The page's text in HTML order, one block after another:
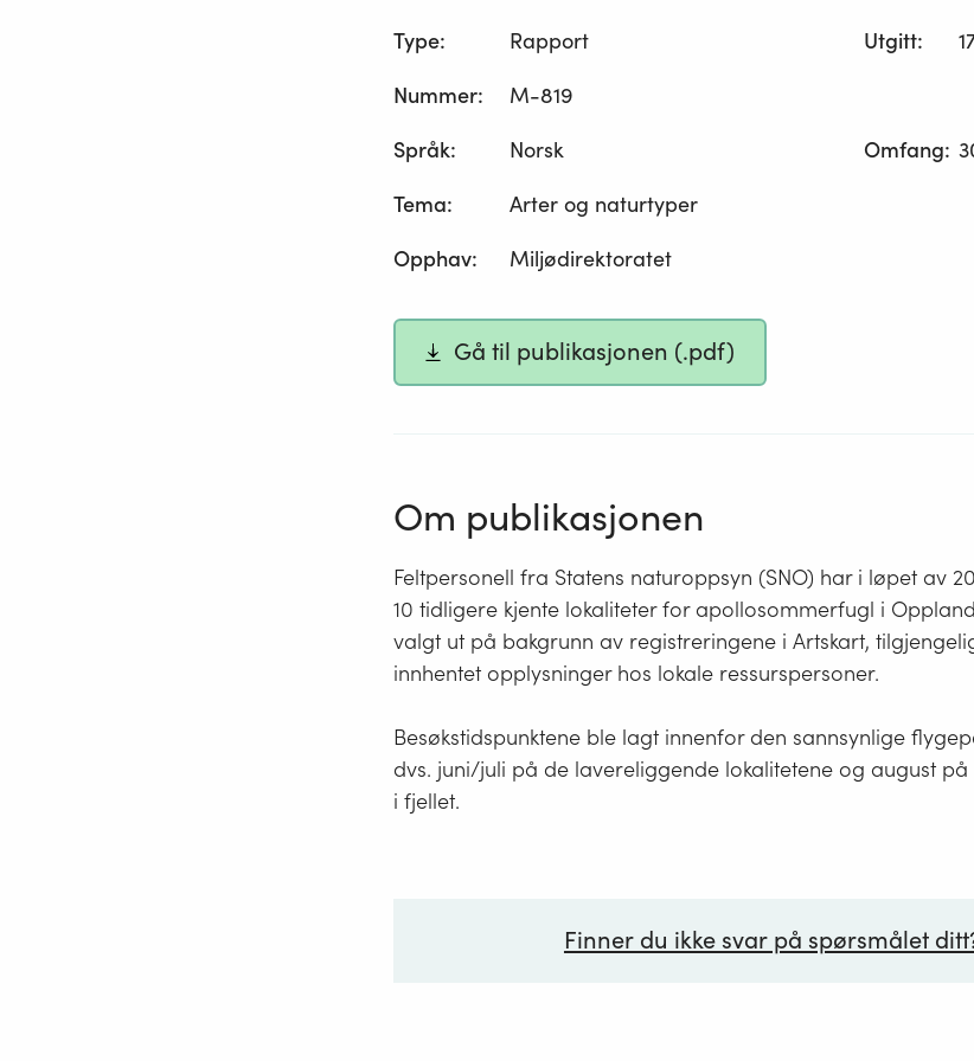
Type: Rapport Utgitt:
Nummer:
M-819
Språk: Norsk Omfang:
Tema:
Arter og naturtyper
Opphav: Miljødirektoratet
Gå til publikasjonen (.pdf)
Om publikasjonen
Feltpersonell fra Statens naturoppsyn (SNO) har i løpet av
10 tidligere kjente lokaliteter for apollosommerfugl i
valgt ut på bakgrunn av registreringene i Artskart,
innhentet opplysninger hos lokale ressurspersoner.
Besøkstidspunktene ble lagt innenfor den sannsynlige
dvs. juni/juli på de lavereliggende lokalitetene og august
i fjellet.
Finner du ikke svar på spørsmålet